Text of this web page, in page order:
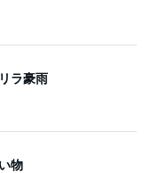
ラ豪雨
物